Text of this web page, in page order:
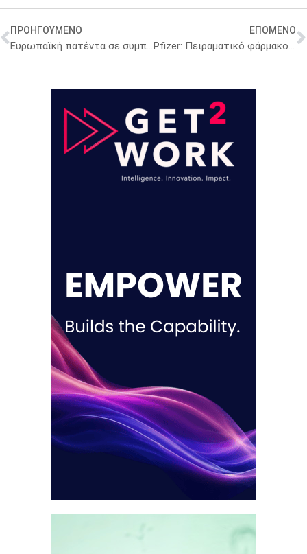
ΠΡΟΗΓΟΥΜΕΝΟ
Ευρωπαϊκή πατέντα σε συμπλήρωμα διατροφής της UNI-PHARMA για ασθενείς με λιπώδες ήπαρ
ΕΠΟΜΕΝΟ
Pfizer: Πειραματικό φάρμακο της πέτυχε απώλεια βάρους έως και 12,3%